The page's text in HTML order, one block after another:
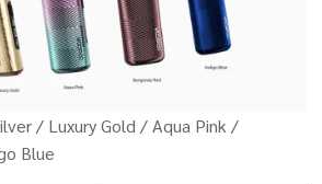
/ Luxury Gold / Aqua Pink /
Blue